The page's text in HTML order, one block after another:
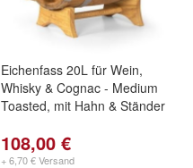
Eichenfass 20L für Wein,
Whisky & Cognac - Medium
Toasted, mit Hahn & Ständer
108,00 €
+ 6,70 € Versand